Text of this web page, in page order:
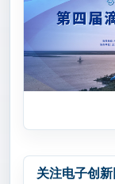
关注电子创